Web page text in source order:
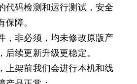
代码检测和运行测试，安全
保障。
，非必须，均未修改原版产
后续更新升级更稳定。
上架前我们会进行本机和线